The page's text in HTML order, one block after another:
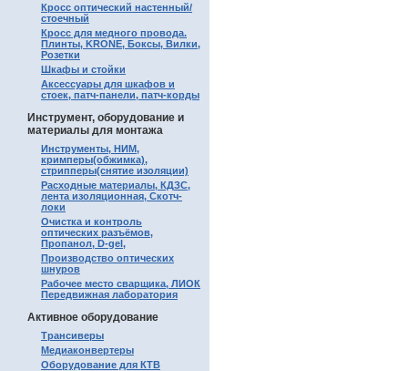
Кросс оптический настенный/
стоечный
Кросс для медного провода.
Плинты, KRONE, Боксы, Вилки,
Розетки
Шкафы и стойки
Аксессуары для шкафов и
стоек, патч-панели, патч-корды
Инструмент, оборудование и
материалы для монтажа
Инструменты, НИМ,
кримперы(обжимка),
стрипперы(снятие изоляции)
Расходные материалы, КДЗС,
лента изоляционная, Скотч-
локи
Очистка и контроль
оптических разъёмов,
Пропанол, D-gel,
Производство оптических
шнуров
Рабочее место сварщика, ЛИОК
Передвижная лаборатория
Активное оборудование
Трансиверы
Медиаконвертеры
Оборудование для КТВ